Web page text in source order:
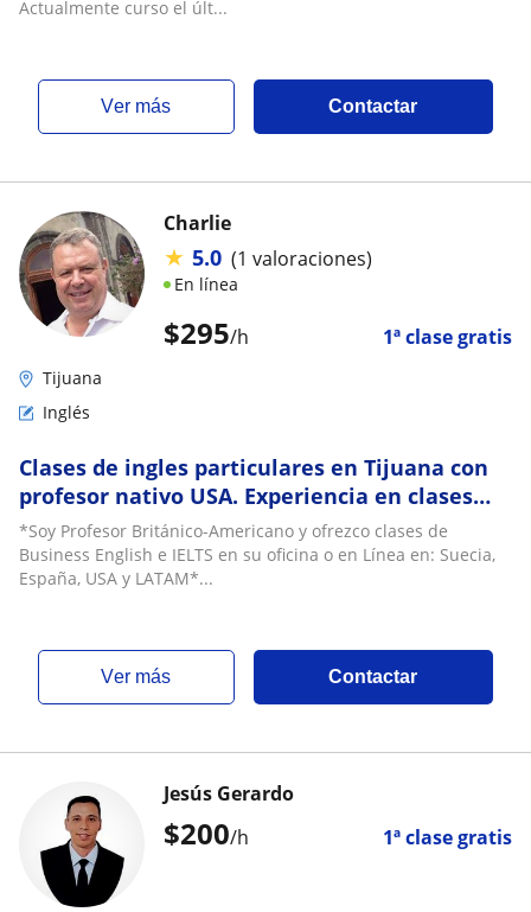
Actualmente curso el últ...
ver más Contactar
$295/h 1ª clase gratis
Charlie
★ 5.0 (1 valoraciones)
En línea
Tijuana
Inglés
Clases de ingles particulares en Tijuana con
profesor nativo USA. Experiencia en clases
Online y Presenciales
*Soy Profesor Británico-Americano y ofrezco clases de
Business English e IELTS en su oficina o en Línea en: Suecia,
España, USA y LATAM*...
ver más Contactar
$200/h 1ª clase gratis
Jesús Gerardo